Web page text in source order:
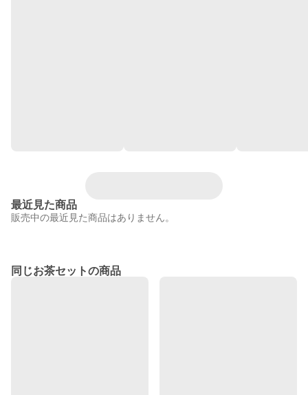
最近見た商品
販売中の最近見た商品はありません。
同じお茶セットの商品